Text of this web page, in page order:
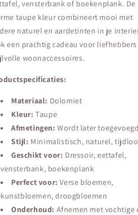
vensterbank of boekenplank. De
taupe kleur combineert mooi met
naturel en aardetinten in je
een prachtig cadeau voor liefhebbers
woonaccessoires.
Materiaal: Dolomiet
Kleur: Taupe
Afmetingen: Wordt later toegevoegd
Stijl: Minimalistisch, naturel,
Geschikt voor: Dressoir, eettafel,
vensterbank, boekenplank
Perfect voor: Verse bloemen,
kunstbloemen, droogbloemen
Onderhoud: Afnemen met vochtige